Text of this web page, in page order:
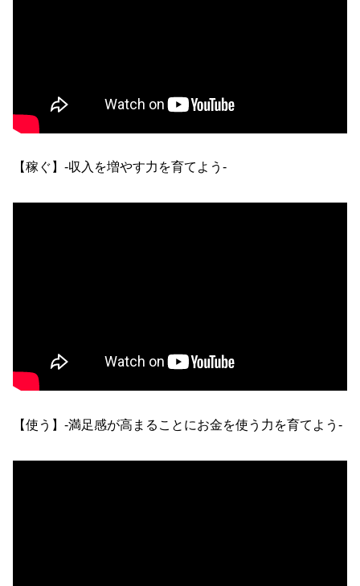
【稼ぐ】-収入を増やす力を育てよう-
【使う】-満足感が高まることにお金を使う力を育てよう-